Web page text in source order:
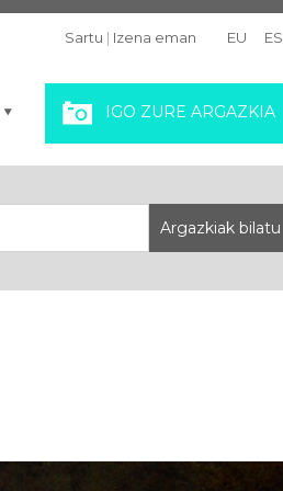
Sartu | Izena eman EU ES
IGO ZURE ARGAZKIA